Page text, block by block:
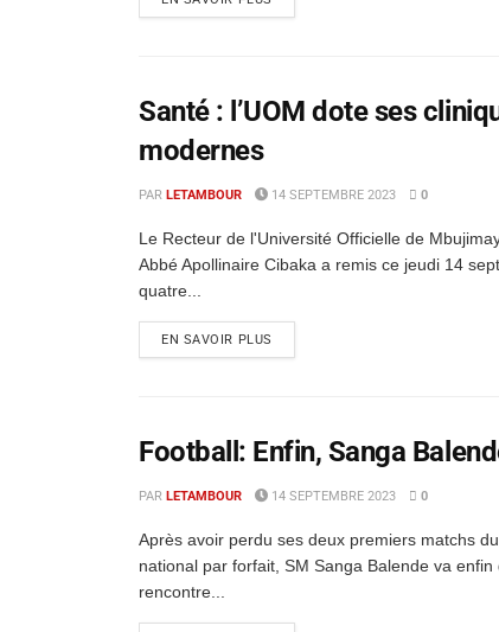
Santé : l’UOM dote ses
modernes
PAR LETAMBOUR 14 SEPTEMBRE 2023 0
Le Recteur de l'Université Officielle de
Abbé Apollinaire Cibaka a remis ce jeudi 14
quatre...
EN SAVOIR PLUS
Football: Enfin, Sanga
PAR LETAMBOUR 14 SEPTEMBRE 2023 0
Après avoir perdu ses deux premiers matchs
national par forfait, SM Sanga Balende va enfin
rencontre...